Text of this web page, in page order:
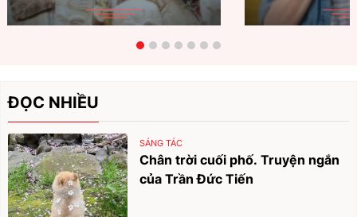
ĐỌC NHIỀU
SÁNG TÁC
Chân trời cuối phố. Truyện ngắn
của Trần Đức Tiến